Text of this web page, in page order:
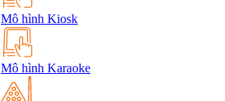
Mô hình Kiosk
Mô hình Karaoke